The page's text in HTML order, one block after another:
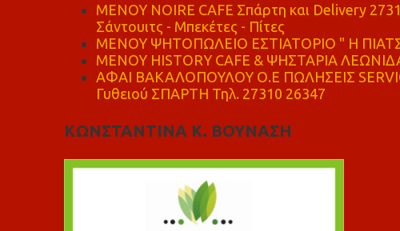
MENOY NOIRE CAFE Σπάρτη και Delivery
Σάντουιτς - Μπεκέτες - Πίτες
ΜΕΝΟΥ ΨΗΤΟΠΩΛΕΙΟ ΕΣΤΙΑΤΟΡΙΟ " Η
ΜΕΝΟΥ HISTORY CAFE & ΨΗΣΤΑΡΙΑ
ΑΦΑΙ ΒΑΚΑΛΟΠΟΥΛΟΥ Ο.Ε ΠΩΛΗΣΕΙΣ
Γυθειού ΣΠΑΡΤΗ Τηλ. 27310 26347
ΚΩΝΣΤΑΝΤΙΝΑ Κ. ΒΟΥΝΑΣΗ